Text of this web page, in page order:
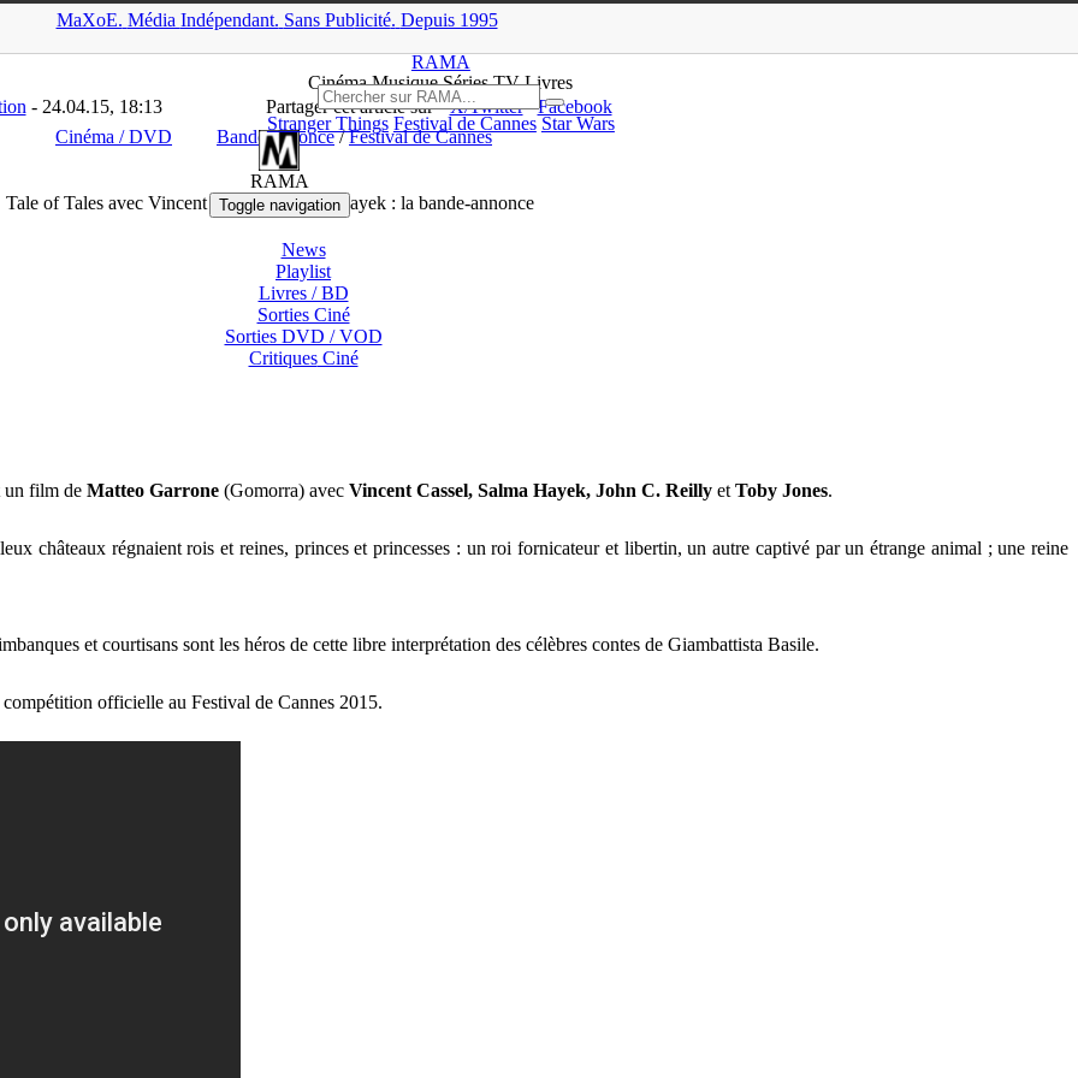
MaXoE. Média Indépendant. Sans Publicité. Depuis 1995
RAMA
CinémaMusique SériesTVLivres
Stranger Things Festival de Cannes Star Wars
RAMA
Toggle navigation
News
Playlist
Livres / BD
Sorties Ciné
Sorties DVD / VOD
CritiquesCiné
▲
- 24.04.15, 18:13 Partager cet article sur X/Twitter
Facebook
Cinéma / DVD
Bande annonce/Festival de Cannes
Tale of Tales avec Vincent Cassel et Salma Hayek : la bande-annonce
film de Matteo Garrone (Gomorra) avec Vincent Cassel, Salma Hayek, John C. Reilly et Toby Jones.
châteaux régnaient rois et reines, princes et princesses : un roi fornicateur et libertin, un autre captivé par un étrange animal ; une reine
et courtisans sont les héros de cette libre interprétation des célèbres contes de Giambattista Basile.
officielle au Festival de Cannes 2015.